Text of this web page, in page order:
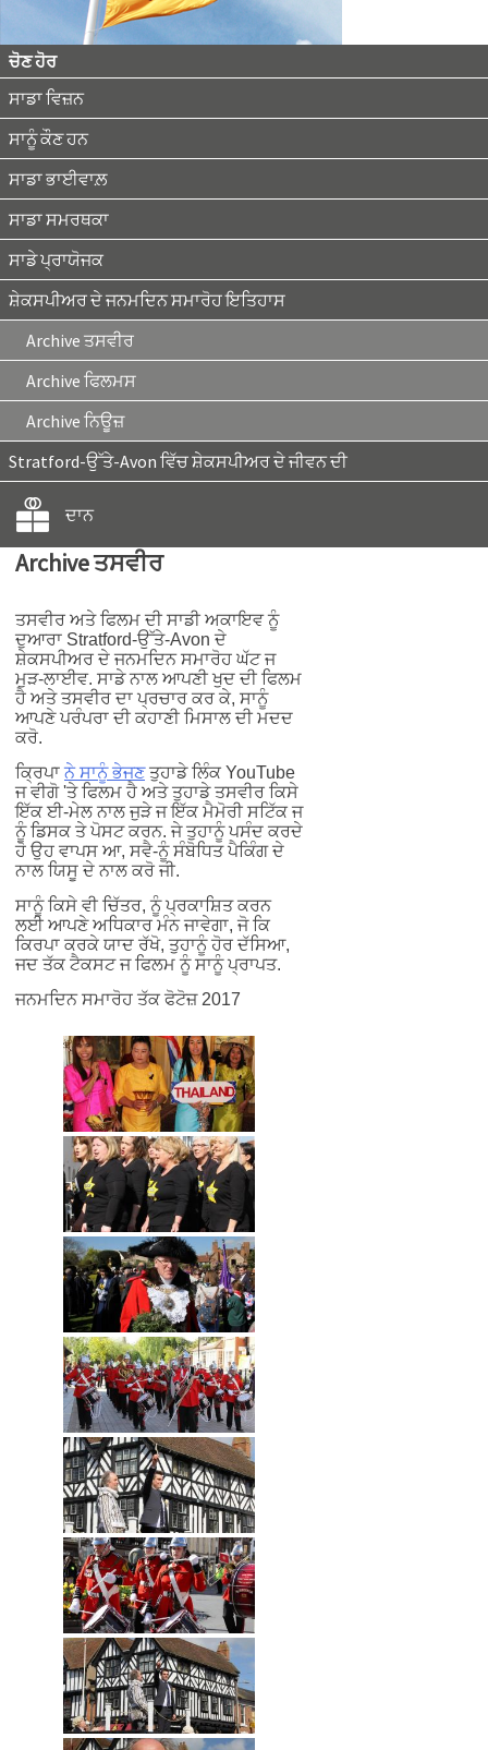
ਚੋਣ ਹੋਰ
ਸਾਡਾ ਵਿਜ਼ਨ
ਸਾਨੂੰ ਕੌਣ ਹਨ
ਸਾਡਾ ਭਾਈਵਾਲ਼
ਸਾਡਾ ਸਮਰਥਕਾ
ਸਾਡੇ ਪ੍ਰਾਯੋਜਕ
ਸ਼ੇਕਸਪੀਅਰ ਦੇ ਜਨਮਦਿਨ ਸਮਾਰੋਹ ਇਤਿਹਾਸ
Archive ਤਸਵੀਰ
Archive ਫਿਲਮਸ
Archive ਨਿਊਜ਼
Stratford-ਉੱਤੇ-Avon ਵਿੱਚ ਸ਼ੇਕਸਪੀਅਰ ਦੇ ਜੀਵਨ ਦੀ
ਦਾਨ
Archive ਤਸਵੀਰ
ਤਸਵੀਰ ਅਤੇ ਫਿਲਮ ਦੀ ਸਾਡੀ ਅਕਾਇਵ ਨੂੰ
ਦੁਆਰਾ Stratford-ਉੱਤੇ-Avon ਦੇ
ਸ਼ੇਕਸਪੀਅਰ ਦੇ ਜਨਮਦਿਨ ਸਮਾਰੋਹ ਘੱਟ ਜ
ਮੁੜ-ਲਾਈਵ. ਸਾਡੇ ਨਾਲ ਆਪਣੀ ਖੁਦ ਦੀ ਫਿਲਮ
ਹੈ ਅਤੇ ਤਸਵੀਰ ਦਾ ਪ੍ਰਚਾਰ ਕਰ ਕੇ, ਸਾਨੂੰ
ਆਪਣੇ ਪਰੰਪਰਾ ਦੀ ਕਹਾਣੀ ਮਿਸਾਲ ਦੀ ਮਦਦ
ਕਰੋ.
ਕ੍ਰਿਪਾਨੇ ਸਾਨੂੰ ਭੇਜਣਤੁਹਾਡੇ ਲਿੰਕ YouTube
ਜ ਵੀਗੋ 'ਤੇ ਫਿਲਮ ਹੈ ਅਤੇ ਤੁਹਾਡੇ ਤਸਵੀਰ ਕਿਸੇ
ਇੱਕ ਈ-ਮੇਲ ਨਾਲ ਜੁੜੇ ਜ ਇੱਕ ਮੈਮੋਰੀ ਸਟਿੱਕ ਜ
ਨੂੰ ਡਿਸਕ ਤੇ ਪੋਸਟ ਕਰਨ. ਜੇ ਤੁਹਾਨੂੰ ਪਸੰਦ ਕਰਦੇ
ਹੋ ਉਹ ਵਾਪਸ ਆ, ਸਵੈ-ਨੂੰ ਸੰਬੋਧਿਤ ਪੈਕਿੰਗ ਦੇ
ਨਾਲ ਯਿਸੂ ਦੇ ਨਾਲ ਕਰੋ ਜੀ.
ਸਾਨੂੰ ਕਿਸੇ ਵੀ ਚਿੱਤਰ, ਨੂੰ ਪ੍ਰਕਾਸ਼ਿਤ ਕਰਨ
ਲਈ ਆਪਣੇ ਅਧਿਕਾਰ ਮੰਨ ਜਾਵੇਗਾ, ਜੋ ਕਿ
ਕਿਰਪਾ ਕਰਕੇ ਯਾਦ ਰੱਖੋ, ਤੁਹਾਨੂੰ ਹੋਰ ਦੱਸਿਆ,
ਜਦ ਤੱਕ ਟੈਕਸਟ ਜ ਫਿਲਮ ਨੂੰ ਸਾਨੂੰ ਪ੍ਰਾਪਤ.
ਜਨਮਦਿਨ ਸਮਾਰੋਹ ਤੱਕ ਫੋਟੋਜ਼ 2017